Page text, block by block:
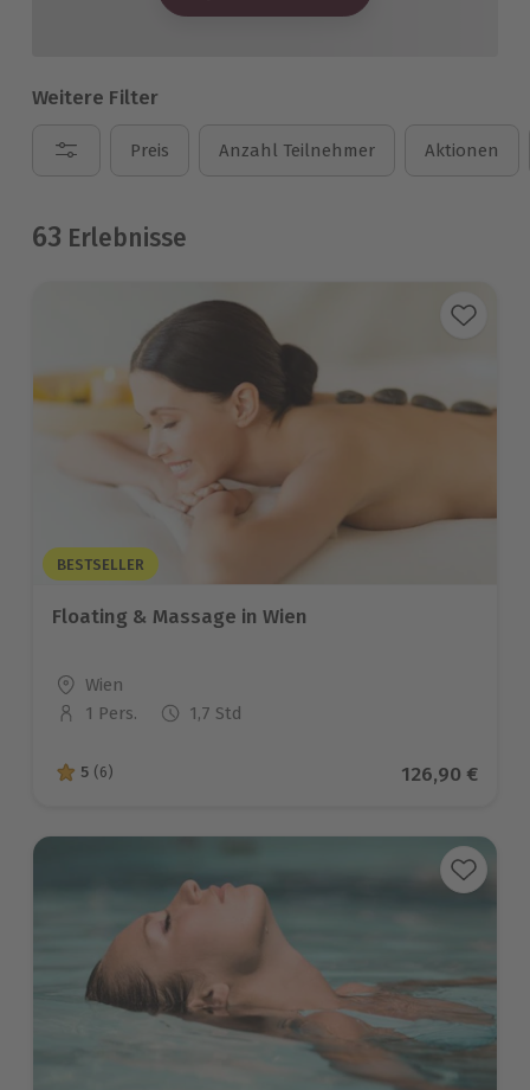
Weitere Filter
Preis Anzahl Teilnehmer Aktionen
63 Erlebnisse
BESTSELLER
Floating & Massage in Wien
Standort
Wien
Anzahl der Teilnehmer
1 Pers. 1,7 Std
5 von 5 Sternen basierend auf 6 Bewertungen
5 (6) Aktueller
126,90 €